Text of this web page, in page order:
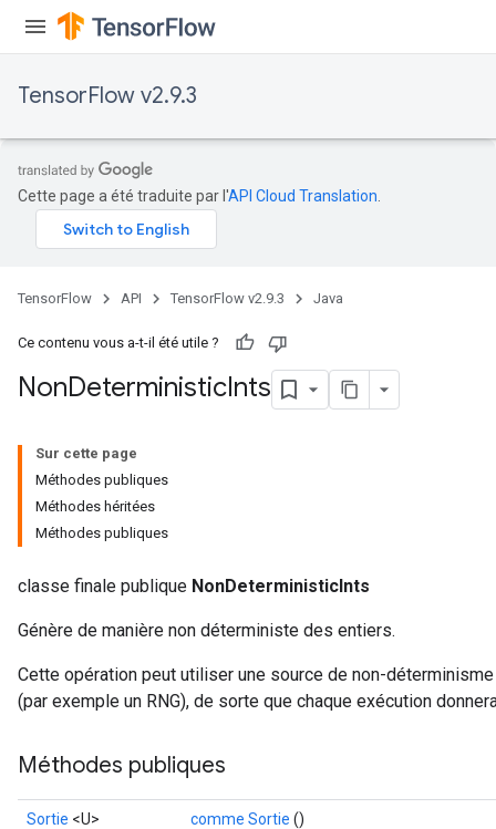
TensorFlow v2.9.3
Cette page a été traduite par l'API Cloud Translation
TensorFlow API TensorFlow v2.9.3 Java
Ce contenu vous a-t-il été utile ?
NonDeterministicInts
Sur cette page
Méthodes publiques
Méthodes héritées
Méthodes publiques
classe finale publique NonDeterministicInts
Génère de manière non déterministe des entiers.
Cette opération peut utiliser une source de non-
(par exemple un RNG), de sorte que chaque exécution
Méthodes publiques
Sortie <U> comme Sortie ()